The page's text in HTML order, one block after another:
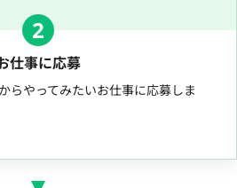
2
仕事に応募
らやってみたいお仕事に応募しま